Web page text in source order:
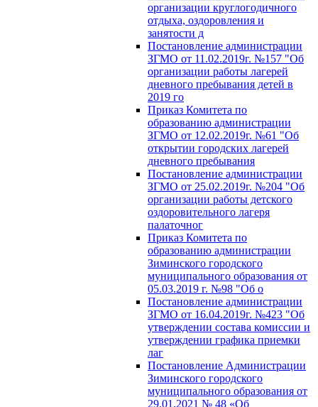
организации круглогодичного
отдыха, оздоровления и
занятости д
Постановление администрации
ЗГМО от 11.02.2019г. №157 "Об
организации работы лагерей
дневного пребывания детей в
2019 го
Приказ Комитета по
образованию администрации
ЗГМО от 12.02.2019г. №61 "Об
открытии городских лагерей
дневного пребывания
Постановление администрации
ЗГМО от 25.02.2019г. №204 "Об
организации работы детского
оздоровительного лагеря
палаточног
Приказ Комитета по
образованию администрации
Зиминского городского
муниципального образования от
05.03.2019 г. №98 "Об о
Постановление администрации
ЗГМО от 16.04.2019г. №423 "Об
утверждении состава комиссии и
утверждении графика приемки
лаг
Постановление Администрации
Зиминского городского
муниципального образования от
29.01.2021 № 48 «Об